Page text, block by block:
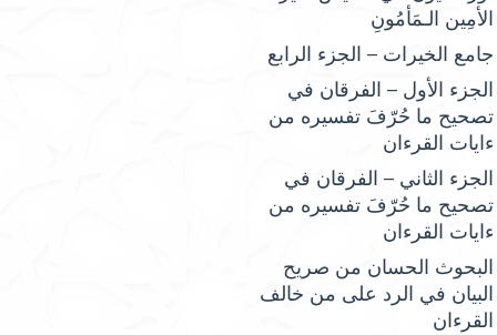
الأمِين الـمَأمُونِ
جامع الخيرات – الجزء الرابع
الجزء الأول – الفرقان في
تصحيح ما حُرّفَ تفسيره من
ءايات القرءان
الجزء الثاني – الفرقان في
تصحيح ما حُرّفَ تفسيره من
ءايات القرءان
البحوث الحسان من صريح
البيان في الرد على من خالف
القرءان